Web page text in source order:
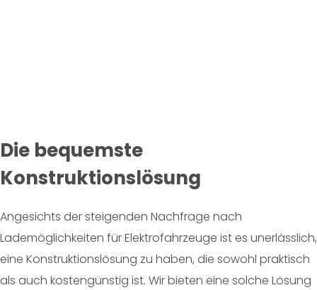
Die bequemste
Konstruktionslösung
Angesichts der steigenden Nachfrage nach
Lademöglichkeiten für Elektrofahrzeuge ist es unerlässlich,
eine Konstruktionslösung zu haben, die sowohl praktisch
als auch kostengünstig ist. Wir bieten eine solche Lösung